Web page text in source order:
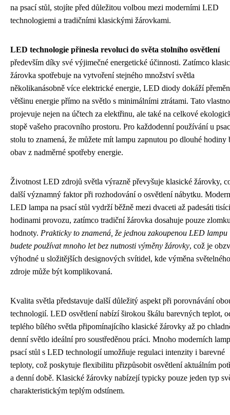
na psací stůl, stojíte před důležitou volbou mezi moderními LED
technologiemi a tradičními klasickými žárovkami.
LED technologie přinesla revoluci do světa stolního osvětlení
především díky své výjimečné energetické účinnosti. Zatímco
žárovka spotřebuje na vytvoření stejného množství světla
několikanásobně více elektrické energie, LED diody dokáží
většinu energie přímo na světlo s minimálními ztrátami. Tato
projevuje nejen na účtech za elektřinu, ale také na celkové
stopě vašeho pracovního prostoru. Pro každodenní používání u
stolu to znamená, že můžete mít lampu zapnutou po dlouhé hodiny
obav z nadměrné spotřeby energie.
Životnost LED zdrojů světla výrazně převyšuje klasické žárovky,
další významný faktor při rozhodování o osvětlení nábytku.
LED lampa na psací stůl vydrží běžně mezi dvaceti až padesáti tisíci
hodinami provozu, zatímco tradiční žárovka dosahuje pouze
hodnoty. Prakticky to znamená, že jednou zakoupenou LED lampu
budete používat mnoho let bez nutnosti výměny žárovky, což je
výhodné u složitějších designových svítidel, kde výměna světelného
zdroje může být komplikovaná.
Kvalita světla představuje další důležitý aspekt při porovnávání
technologií. LED osvětlení nabízí širokou škálu barevných teplot,
teplého bílého světla připomínajícího klasické žárovky až po
denní světlo ideální pro soustředěnou práci. Mnoho moderních
psací stůl s LED technologií umožňuje regulaci intenzity i barevné
teploty, což poskytuje flexibilitu přizpůsobit osvětlení aktuálním
a denní době. Klasické žárovky nabízejí typicky pouze jeden typ
charakteristickým teplým odstínem.